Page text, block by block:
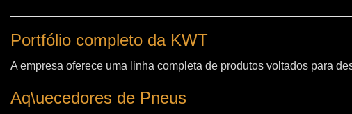
Portfólio completo da KWT
A empresa oferece uma linha completa de produtos voltados para
Aq\uecedores de Pneus